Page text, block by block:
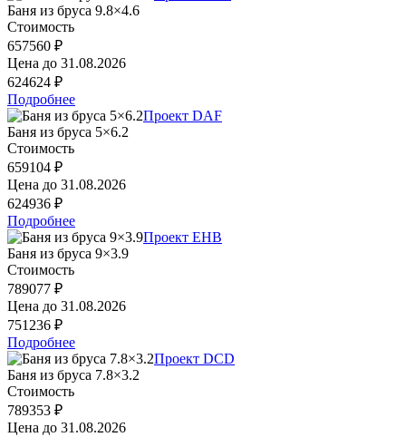
Баня из бруса 9.8×4.6
Стоимость
657560 ₽
Цена до 31.08.2026
624624 ₽
Подробнее
Проект DAF
Баня из бруса 5×6.2
Стоимость
659104 ₽
Цена до 31.08.2026
624936 ₽
Подробнее
Проект EHB
Баня из бруса 9×3.9
Стоимость
789077 ₽
Цена до 31.08.2026
751236 ₽
Подробнее
Проект DCD
Баня из бруса 7.8×3.2
Стоимость
789353 ₽
Цена до 31.08.2026